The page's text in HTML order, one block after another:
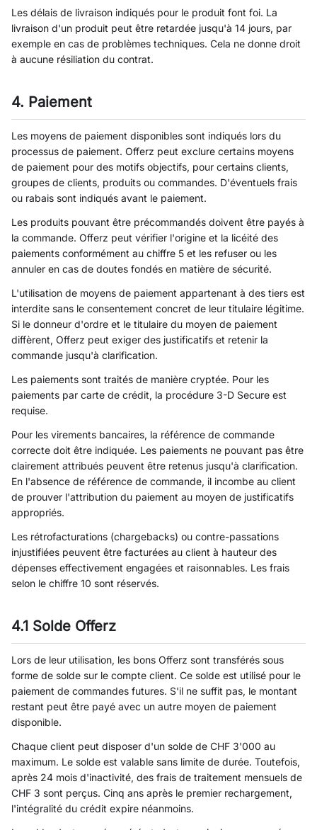
Les délais de livraison indiqués pour le produit font foi. La
livraison d'un produit peut être retardée jusqu'à 14 jours, par
exemple en cas de problèmes techniques. Cela ne donne droit
à aucune résiliation du contrat.
4. Paiement
Les moyens de paiement disponibles sont indiqués lors du
processus de paiement. Offerz peut exclure certains moyens
de paiement pour des motifs objectifs, pour certains clients,
groupes de clients, produits ou commandes. D'éventuels frais
ou rabais sont indiqués avant le paiement.
Les produits pouvant être précommandés doivent être payés à
la commande. Offerz peut vérifier l'origine et la licéité des
paiements conformément au chiffre 5 et les refuser ou les
annuler en cas de doutes fondés en matière de sécurité.
L'utilisation de moyens de paiement appartenant à des tiers est
interdite sans le consentement concret de leur titulaire légitime.
Si le donneur d'ordre et le titulaire du moyen de paiement
diffèrent, Offerz peut exiger des justificatifs et retenir la
commande jusqu'à clarification.
Les paiements sont traités de manière cryptée. Pour les
paiements par carte de crédit, la procédure 3-D Secure est
requise.
Pour les virements bancaires, la référence de commande
correcte doit être indiquée. Les paiements ne pouvant pas être
clairement attribués peuvent être retenus jusqu'à clarification.
En l'absence de référence de commande, il incombe au client
de prouver l'attribution du paiement au moyen de justificatifs
appropriés.
Les rétrofacturations (chargebacks) ou contre-passations
injustifiées peuvent être facturées au client à hauteur des
dépenses effectivement engagées et raisonnables. Les frais
selon le chiffre 10 sont réservés.
4.1 Solde Offerz
Lors de leur utilisation, les bons Offerz sont transférés sous
forme de solde sur le compte client. Ce solde est utilisé pour le
paiement de commandes futures. S'il ne suffit pas, le montant
restant peut être payé avec un autre moyen de paiement
disponible.
Chaque client peut disposer d'un solde de CHF 3'000 au
maximum. Le solde est valable sans limite de durée. Toutefois,
après 24 mois d'inactivité, des frais de traitement mensuels de
CHF 3 sont perçus. Cinq ans après le premier rechargement,
l'intégralité du crédit expire néanmoins.